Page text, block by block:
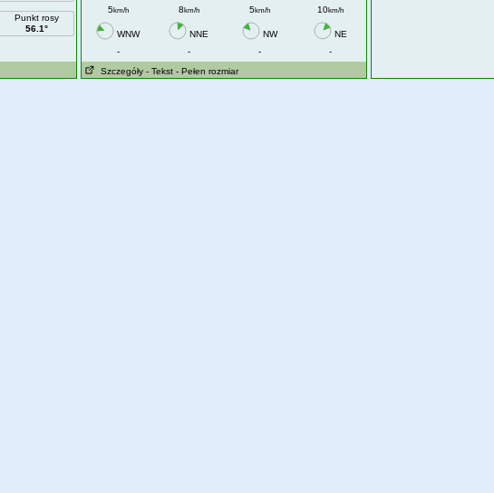
Punkt rosy
56.1°
5km/h 8km/h 5km/h 10km/h
WNW NNE NW
NE
-
- -
-
Szczegóły - Tekst - Pełen rozmiar